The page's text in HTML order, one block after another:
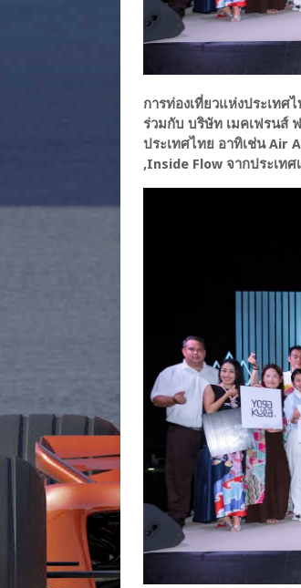
การท่องเที่ยวแห่งประเท
ร่วมกับ บริษัท เมคเฟรนส์
ประเทศไทย อาทิเช่น Air
,Inside Flow จากประเทศ